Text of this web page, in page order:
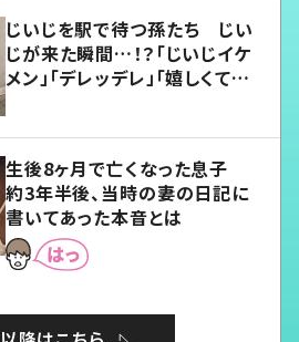
じいじを駅で待つ孫たち じい
じが来た瞬間…！？「じいじイケ
メン」「デレッデレ」「嬉しくて可
生後8ヶ月で亡くなった息子
約3年半後、当時の妻の日記に
書いてあった本音とは